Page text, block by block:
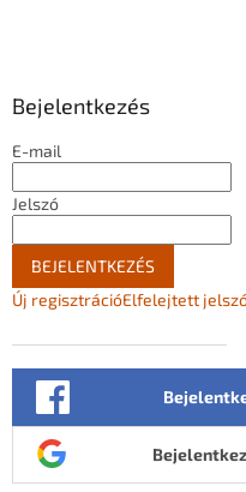
Bejelentkezés
E-mail
Jelszó
BEJELENTKEZÉS
Új regisztrációElfelejtett